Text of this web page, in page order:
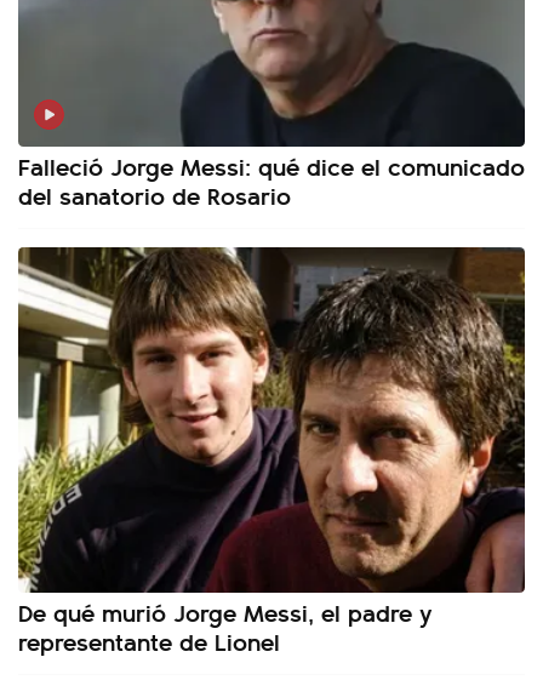
Falleció Jorge Messi: qué dice el comunicado
del sanatorio de Rosario
De qué murió Jorge Messi, el padre y
representante de Lionel